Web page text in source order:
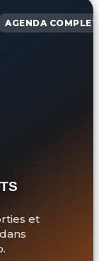
AGENDA COMPLET
et